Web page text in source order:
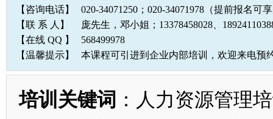
【咨询电话】
020-34071250；020-34071978（提前报名可
【联 系 人】
庞先生，邓小姐；13378458028、
【在线 QQ 】
568499978
【温馨提示】
本课程可引进到企业内部培训，欢迎来电预
培训关键词 ：人力资源管理